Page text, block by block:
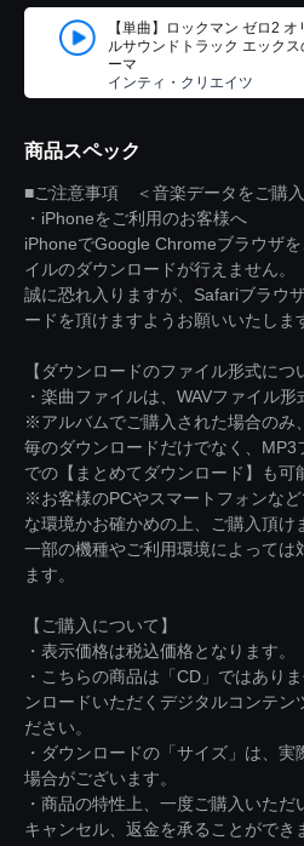
【単曲】ロックマン ゼロ2 オ
ルサウンドトラック エックス
ーマ
インティ・クリエイツ
商品スペック
■ご注意事項 ＜音楽データをご購
・iPhoneをご利用のお客様へ
iPhoneでGoogle Chromeブラウザ
イルのダウンロードが行えません。
誠に恐れ入りますが、Safariブラウ
ードを頂けますようお願いいたしま
【ダウンロードのファイル形式につ
・楽曲ファイルは、WAVファイル形
※アルバムでご購入された場合のみ
毎のダウンロードだけでなく、
での【まとめてダウンロード】も可
※お客様のPCやスマートフォンな
な環境かお確かめの上、ご購入頂け
一部の機種やご利用環境によっては
ます。
【ご購入について】
・表示価格は税込価格となります。
・こちらの商品は「CD」ではあり
ンロードいただくデジタルコンテン
ださい。
・ダウンロードの「サイズ」は、
場合がございます。
・商品の特性上、一度ご購入いた
キャンセル、返金を承ることができ